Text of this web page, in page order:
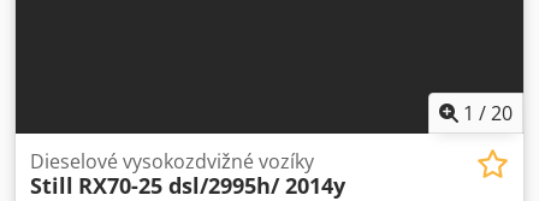
1 /20
Dieselové vysokozdvižné vozíky
Still RX70-25 dsl/2995h/ 2014y